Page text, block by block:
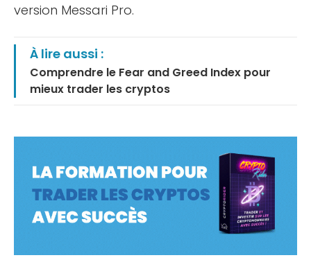
version Messari Pro.
À lire aussi :
Comprendre le Fear and Greed Index pour
mieux trader les cryptos